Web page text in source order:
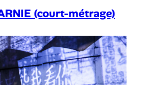
(court-métrage)